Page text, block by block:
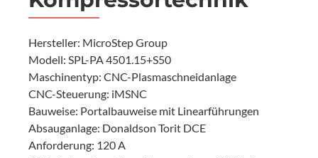
Hersteller: MicroStep Group
Modell: SPL-PA 4501.15+S50
Maschinentyp: CNC-Plasmaschneidanlage
CNC-Steuerung: iMSNC
Bauweise: Portalbauweise mit Linearführungen
Absauganlage: Donaldson Torit DCE
Anforderung: 120 A